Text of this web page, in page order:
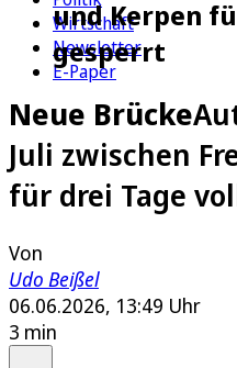
Wirtschaft
Newsletter
E-Paper
und Kerpen
gesperrt
Neue Brücke
Juli zwischen
für drei Tage
Von
Udo Beißel
06.06.2026, 13:49 Uhr
3 min